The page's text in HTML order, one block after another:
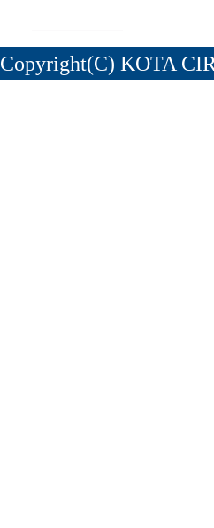
Copyright(C) KOTA